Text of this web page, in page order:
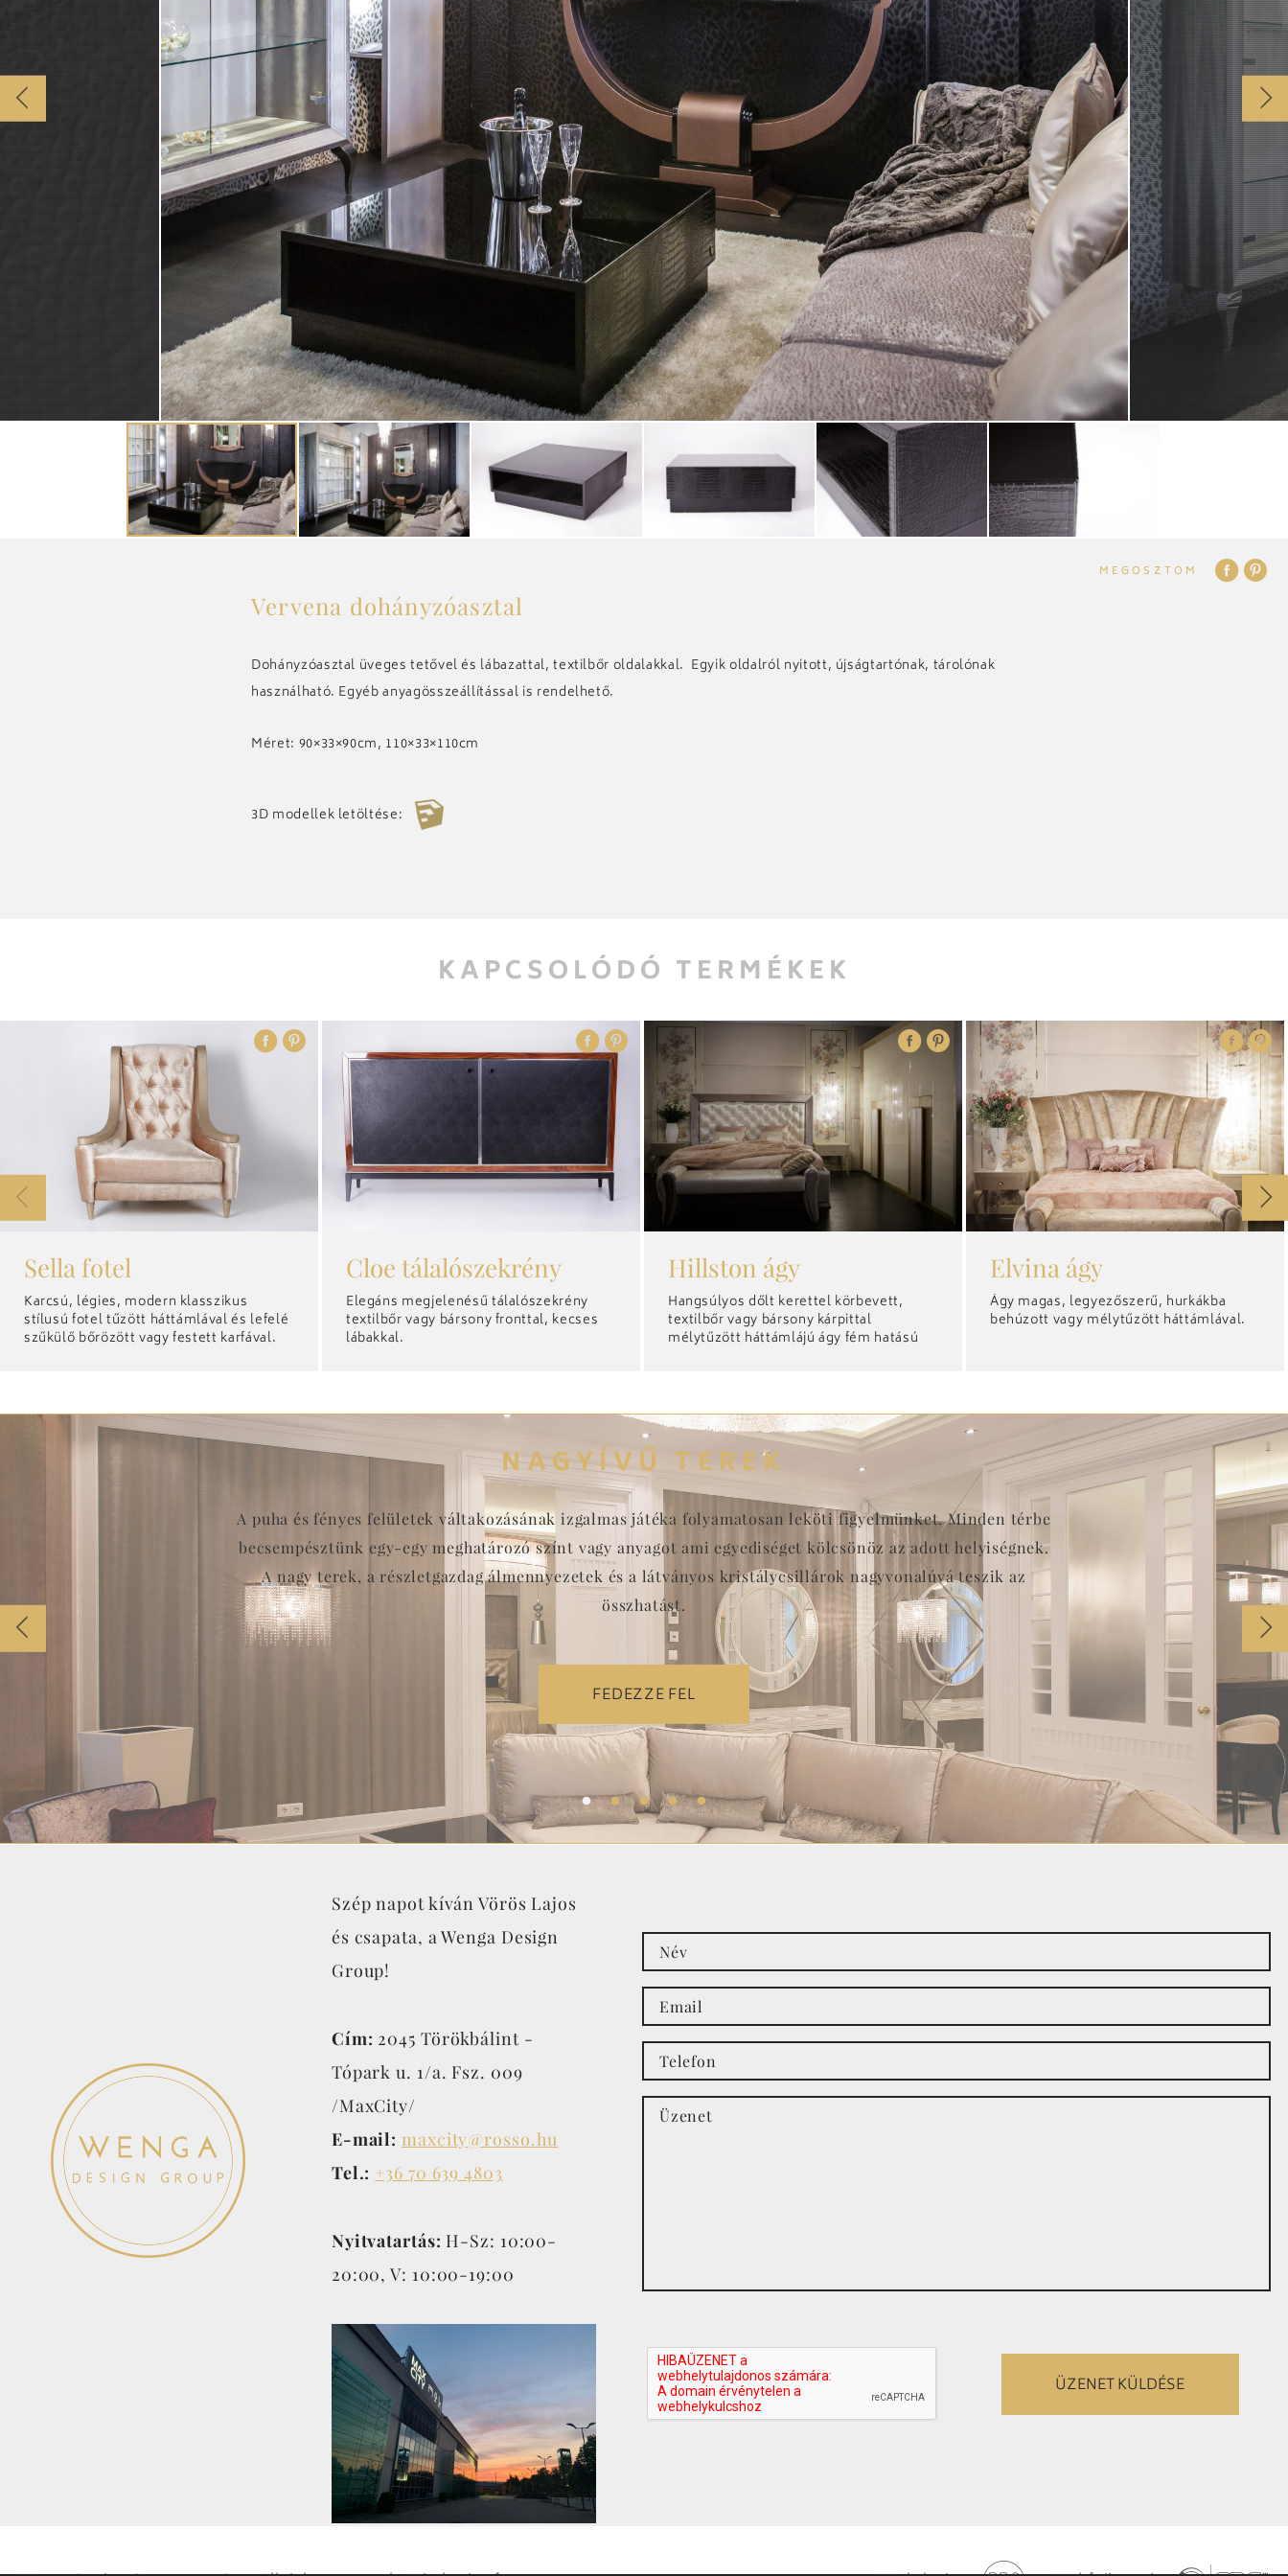
Vervena dohányzóasztal
Dohányzóasztal üveges tetővel és lábazattal, textilbőr oldalakkal. Egyik oldalról nyitott, újságtartónak, tárolónak
használható. Egyéb anyagösszeállítással is rendelhető.
Méret: 90×33×90cm, 110×33×110cm
MEGOSZTOM
3D modellek letöltése:
KAPCSOLÓDÓ TERMÉKEK
Sella fotel
Karcsú, légies, modern klasszikus
stílusú fotel tűzött háttámlával és lefelé
szűkülő bőrözött vagy festett karfával.
Cloe tálalószekrény
Elegáns megjelenésű tálalószekrény
textilbőr vagy bársony fronttal, kecses
lábakkal.
Hillston ágy
Hangsúlyos dőlt kerettel körbevett,
textilbőr vagy bársony kárpittal
mélytűzött háttámlájú ágy fém hatású
Elvina ágy
Ágy magas, legyezőszerű, hurkákba
behúzott vagy mélytűzött háttámlával.
NAGYÍVŰ TEREK
A puha és fényes felületek váltakozásának izgalmas játéka folyamatosan leköti figyelmünket. Minden térbe
becsempésztünk egy-egy meghatározó színt vagy anyagot ami egyediséget kölcsönöz az adott helyiségnek.
A nagy terek, a részletgazdag álmennyezetek és a látványos kristálycsillárok nagyvonalúvá teszik az
összhatást.
FEDEZZE FEL
Szép napot kíván Vörös Lajos
és csapata, a Wenga Design
Group!
Cím: 2045 Törökbálint -
Tópark u. 1/a. Fsz. 009
/MaxCity/
E-mail: maxcity@rosso.hu
Tel.: +36 70 639 4803
Nyitvatartás: H-Sz: 10:00-
20:00, V: 10:00-19:00
ÜZENET KÜLDÉSE